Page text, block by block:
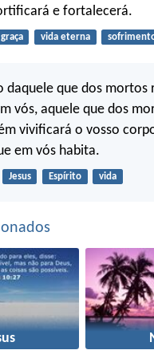
e fortalecerá.
graça vida eterna
daquele que dos mortos
vós, aquele que dos
vivificará o vosso
em vós habita.
Jesus Espírito vida